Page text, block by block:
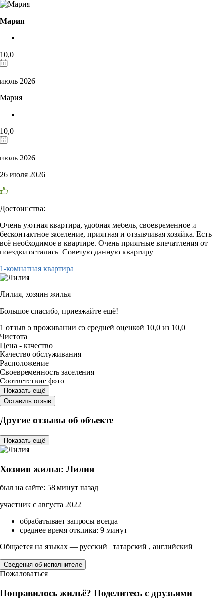
Мария
10,0
июль 2026
Мария
10,0
июль 2026
26 июля 2026
Достоинства:
Очень уютная квартира, удобная мебель, своевременное и
бесконтактное заселение, приятная и отзывчивая хозяйка. Есть
всё необходимое в квартире. Очень приятные впечатления от
поездки остались. Советую данную квартиру.
1-комнатная квартира
Лилия, хозяин жилья
Большое спасибо, приезжайте ещё!
1 отзыв о проживании со средней оценкой 10,0 из 10,0
Чистота
Цена - качество
Качество обслуживания
Расположение
Своевременность заселения
Соответствие фото
Показать ещё
Оставить отзыв
Другие отзывы об объекте
Показать ещё
Хозяин жилья: Лилия
был на сайте: 58 минут назад
участник с августа 2022
обрабатывает запросы всегда
среднее время отклика: 9 минут
Общается на языках — русский , татарский , английский
Сведения об исполнителе
Пожаловаться
Понравилось жильё? Поделитесь с друзьями